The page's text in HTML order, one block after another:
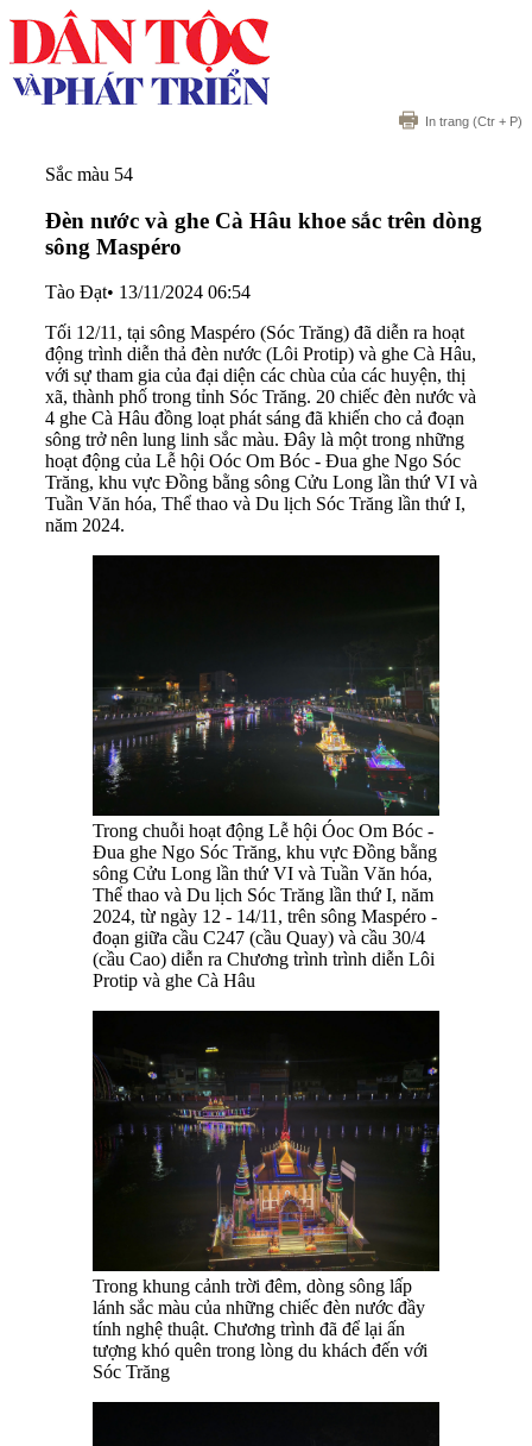
In trang (Ctr + P)
Sắc màu 54
Đèn nước và ghe Cà Hâu khoe sắc trên dòng
sông Maspéro
Tào Đạt• 13/11/2024 06:54
Tối 12/11, tại sông Maspéro (Sóc Trăng) đã diễn ra hoạt
động trình diễn thả đèn nước (Lôi Protip) và ghe Cà Hâu,
với sự tham gia của đại diện các chùa của các huyện, thị
xã, thành phố trong tỉnh Sóc Trăng. 20 chiếc đèn nước và
4 ghe Cà Hâu đồng loạt phát sáng đã khiến cho cả đoạn
sông trở nên lung linh sắc màu. Đây là một trong những
hoạt động của Lễ hội Oóc Om Bóc - Đua ghe Ngo Sóc
Trăng, khu vực Đồng bằng sông Cửu Long lần thứ VI và
Tuần Văn hóa, Thể thao và Du lịch Sóc Trăng lần thứ I,
năm 2024.
Trong chuỗi hoạt động Lễ hội Óoc Om Bóc -
Đua ghe Ngo Sóc Trăng, khu vực Đồng bằng
sông Cửu Long lần thứ VI và Tuần Văn hóa,
Thể thao và Du lịch Sóc Trăng lần thứ I, năm
2024, từ ngày 12 - 14/11, trên sông Maspéro -
đoạn giữa cầu C247 (cầu Quay) và cầu 30/4
(cầu Cao) diễn ra Chương trình trình diễn Lôi
Protip và ghe Cà Hâu
Trong khung cảnh trời đêm, dòng sông lấp
lánh sắc màu của những chiếc đèn nước đầy
tính nghệ thuật. Chương trình đã để lại ấn
tượng khó quên trong lòng du khách đến với
Sóc Trăng